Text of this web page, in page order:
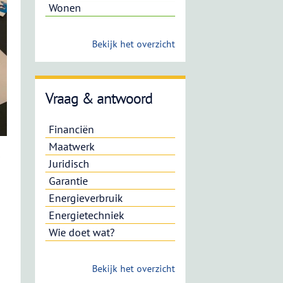
Wonen
Bekijk het overzicht
Vraag & antwoord
Financiën
Maatwerk
Juridisch
Garantie
Energieverbruik
Energietechniek
Wie doet wat?
Bekijk het overzicht